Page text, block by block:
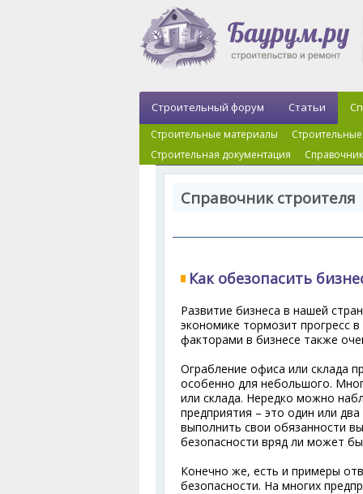
Строительный форум Статьи
Строительные материалы
Строительная документация
Справочник
Как обезопасить
Развитие бизнеса в нашей
экономике тормозит прогресс
факторами в бизнесе также
Ограбление офиса или склада
особенно для небольшого.
или склада. Нередко можно
предприятия – это один или
выполнить свои обязанности
безопасности вряд ли может
Конечно же, есть и примеры
безопасности. На многих